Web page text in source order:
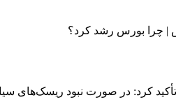
کرد: در صورت نبود ریسک‌های